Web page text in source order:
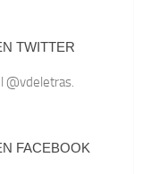
TWITTER
@vdeletras.
FACEBOOK